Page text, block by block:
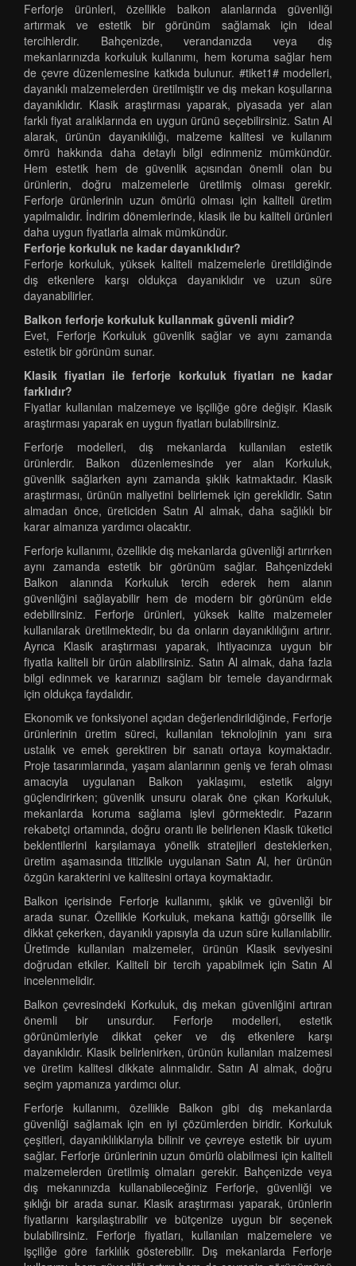
Ferforje ürünleri, özellikle balkon alanlarında güvenliği
artırmak ve estetik bir görünüm sağlamak için ideal
tercihlerdir. Bahçenizde, verandanızda veya dış
mekanlarınızda korkuluk kullanımı, hem koruma sağlar hem
de çevre düzenlemesine katkıda bulunur. #tiket1# modelleri,
dayanıklı malzemelerden üretilmiştir ve dış mekan koşullarına
dayanıklıdır. Klasik araştırması yaparak, piyasada yer alan
farklı fiyat aralıklarında en uygun ürünü seçebilirsiniz. Satın Al
alarak, ürünün dayanıklılığı, malzeme kalitesi ve kullanım
ömrü hakkında daha detaylı bilgi edinmeniz mümkündür.
Hem estetik hem de güvenlik açısından önemli olan bu
ürünlerin, doğru malzemelerle üretilmiş olması gerekir.
Ferforje ürünlerinin uzun ömürlü olması için kaliteli üretim
yapılmalıdır. İndirim dönemlerinde, klasik ile bu kaliteli ürünleri
daha uygun fiyatlarla almak mümkündür.
Ferforje korkuluk ne kadar dayanıklıdır?
Ferforje korkuluk, yüksek kaliteli malzemelerle üretildiğinde
dış etkenlere karşı oldukça dayanıklıdır ve uzun süre
dayanabilirler.
Balkon ferforje korkuluk kullanmak güvenli midir?
Evet, Ferforje Korkuluk güvenlik sağlar ve aynı zamanda
estetik bir görünüm sunar.
Klasik fiyatları ile ferforje korkuluk fiyatları ne kadar
farklıdır?
Fiyatlar kullanılan malzemeye ve işçiliğe göre değişir. Klasik
araştırması yaparak en uygun fiyatları bulabilirsiniz.
Ferforje modelleri, dış mekanlarda kullanılan estetik
ürünlerdir. Balkon düzenlemesinde yer alan Korkuluk,
güvenlik sağlarken aynı zamanda şıklık katmaktadır. Klasik
araştırması, ürünün maliyetini belirlemek için gereklidir. Satın
almadan önce, üreticiden Satın Al almak, daha sağlıklı bir
karar almanıza yardımcı olacaktır.
Ferforje kullanımı, özellikle dış mekanlarda güvenliği artırırken
aynı zamanda estetik bir görünüm sağlar. Bahçenizdeki
Balkon alanında Korkuluk tercih ederek hem alanın
güvenliğini sağlayabilir hem de modern bir görünüm elde
edebilirsiniz. Ferforje ürünleri, yüksek kalite malzemeler
kullanılarak üretilmektedir, bu da onların dayanıklılığını artırır.
Ayrıca Klasik araştırması yaparak, ihtiyacınıza uygun bir
fiyatla kaliteli bir ürün alabilirsiniz. Satın Al almak, daha fazla
bilgi edinmek ve kararınızı sağlam bir temele dayandırmak
için oldukça faydalıdır.
Ekonomik ve fonksiyonel açıdan değerlendirildiğinde, Ferforje
ürünlerinin üretim süreci, kullanılan teknolojinin yanı sıra
ustalık ve emek gerektiren bir sanatı ortaya koymaktadır.
Proje tasarımlarında, yaşam alanlarının geniş ve ferah olması
amacıyla uygulanan Balkon yaklaşımı, estetik algıyı
güçlendirirken; güvenlik unsuru olarak öne çıkan Korkuluk,
mekanlarda koruma sağlama işlevi görmektedir. Pazarın
rekabetçi ortamında, doğru orantı ile belirlenen Klasik tüketici
beklentilerini karşılamaya yönelik stratejileri desteklerken,
üretim aşamasında titizlikle uygulanan Satın Al, her ürünün
özgün karakterini ve kalitesini ortaya koymaktadır.
Balkon içerisinde Ferforje kullanımı, şıklık ve güvenliği bir
arada sunar. Özellikle Korkuluk, mekana kattığı görsellik ile
dikkat çekerken, dayanıklı yapısıyla da uzun süre kullanılabilir.
Üretimde kullanılan malzemeler, ürünün Klasik seviyesini
doğrudan etkiler. Kaliteli bir tercih yapabilmek için Satın Al
incelenmelidir.
Balkon çevresindeki Korkuluk, dış mekan güvenliğini artıran
önemli bir unsurdur. Ferforje modelleri, estetik
görünümleriyle dikkat çeker ve dış etkenlere karşı
dayanıklıdır. Klasik belirlenirken, ürünün kullanılan malzemesi
ve üretim kalitesi dikkate alınmalıdır. Satın Al almak, doğru
seçim yapmanıza yardımcı olur.
Ferforje kullanımı, özellikle Balkon gibi dış mekanlarda
güvenliği sağlamak için en iyi çözümlerden biridir. Korkuluk
çeşitleri, dayanıklılıklarıyla bilinir ve çevreye estetik bir uyum
sağlar. Ferforje ürünlerinin uzun ömürlü olabilmesi için kaliteli
malzemelerden üretilmiş olmaları gerekir. Bahçenizde veya
dış mekanınızda kullanabileceğiniz Ferforje, güvenliği ve
şıklığı bir arada sunar. Klasik araştırması yaparak, ürünlerin
fiyatlarını karşılaştırabilir ve bütçenize uygun bir seçenek
bulabilirsiniz. Ferforje fiyatları, kullanılan malzemelere ve
işçiliğe göre farklılık gösterebilir. Dış mekanlarda Ferforje